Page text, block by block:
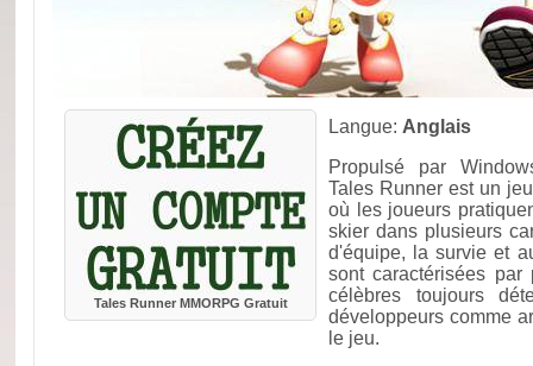
Tales Runner MMORPG Gratuit
Langue: Anglais
Propulsé par
Tales Runner est un
où les joueurs
skier dans plusieurs
d'équipe, la survie et
sont caractérisées
célèbres toujours
développeurs comme
le jeu.